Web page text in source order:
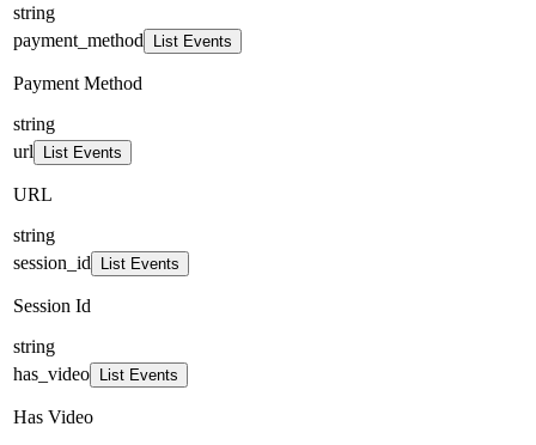
string
payment_method
List Events
Payment Method
string
url
List Events
URL
string
session_id
List Events
Session Id
string
has_video
List Events
Has Video